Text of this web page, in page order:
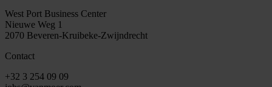
West Port Business Center
Nieuwe Weg 1
2070 Beveren-Kruibeke-Zwijndrecht
Contact
+32 3 254 09 09